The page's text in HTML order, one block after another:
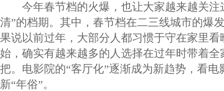
今年春节档的火爆，也让大家越来越关注
清”的档期。其中，春节档在二三线城市的爆
果说以前过年，大部分人都习惯于守在家里
始，确实有越来越多的人选择在过年时带着
把。电影院的“客厅化”逐渐成为新趋势，看电
新“年俗”。